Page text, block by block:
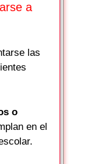
a
las
o
en el